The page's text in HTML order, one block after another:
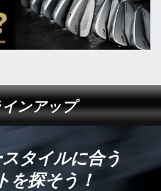
ンアップ
タイルに合う
を探そう！